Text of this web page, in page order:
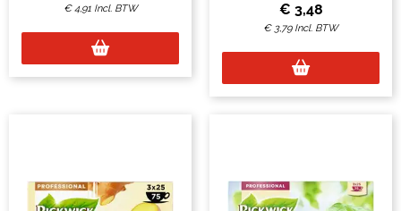
€4,91 Incl. BTW € 3,48
€ 3,79 Incl. BTW